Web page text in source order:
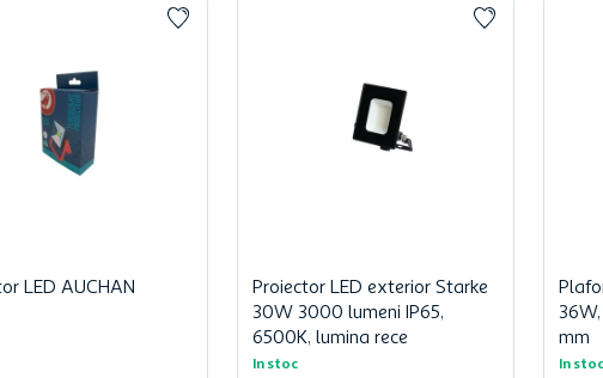
LED AUCHAN
Proiector LED exterior Starke
30W 3000 lumeni IP65,
6500K, lumina rece
In stoc
mm
In stoc